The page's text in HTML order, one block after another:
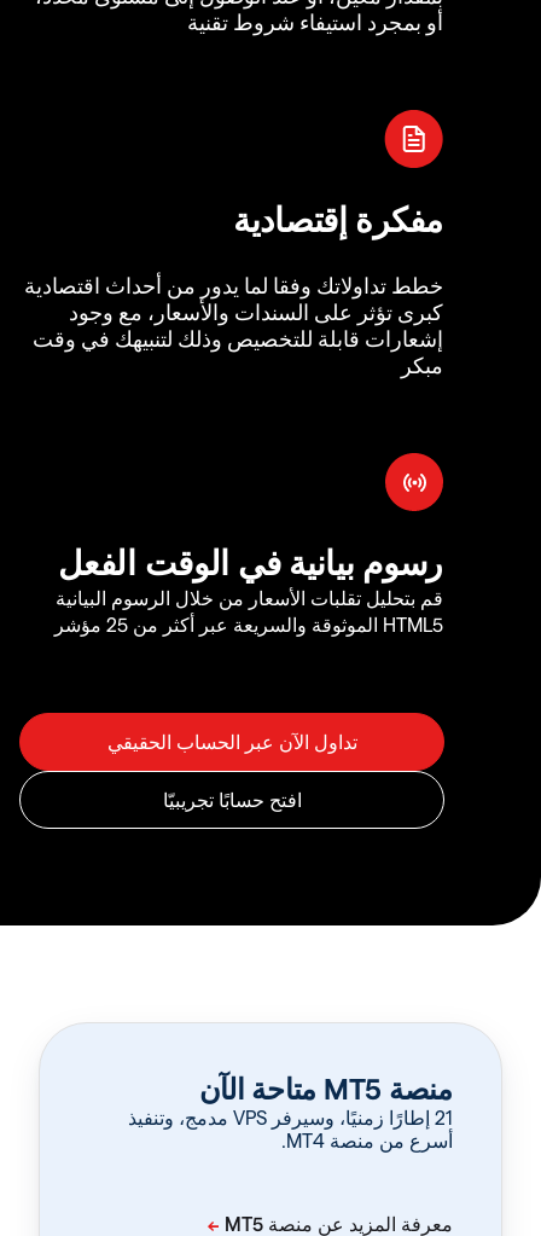
أو بمجرد استيفاء شروط تقنية
مفكرة إقتصادية
خطط تداولاتك وفقا لما يدور من أحداث اقتصادية
كبرى تؤثر على السندات والأسعار، مع وجود
إشعارات قابلة للتخصيص وذلك لتنبيهك في وقت
مبكر
رسوم بيانية في الوقت الفعل
قم بتحليل تقلبات الأسعار من خلال الرسوم البيانية
HTML5 الموثوقة والسريعة عبر أكثر من 25 مؤشر
منصة MT5 متاحة الآن
‏21 إطارًا زمنيًا، وسيرفر VPS مدمج، وتنفيذ
أسرع من منصة MT4.